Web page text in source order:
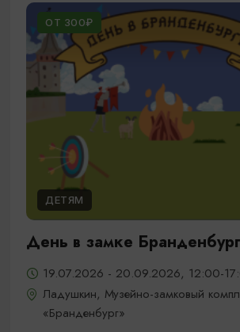
ОТ 300₽
ДЕТЯМ
День в замке Бранденбург
19.07.2026 - 20.09.2026, 12:00-
Ладушкин, Музейно-замковый
«Бранденбург»